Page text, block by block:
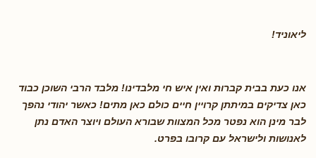
ליאוניד!
אנו כעת בבית קברות ואין איש חי מלבדינו! מלבד הרבי השוכן כבוד
כאן צדיקים במיתתן קרויין חיים כולם כאן מתים! כאשר יהודי נהפך
לבר מינן הוא נפטר מכל המצוות שבורא העולם ויוצר האדם נתן
לאנושות ולישראל עם קרובו בפרט.